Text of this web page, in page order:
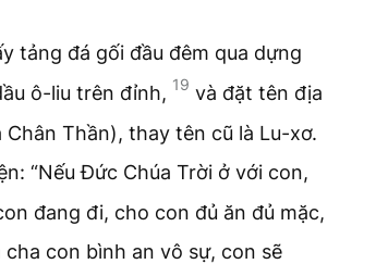
tảng đá gối đầu đêm qua dựng
ô-liu trên đỉnh, 19 và đặt tên địa
Thần), thay tên cũ là Lu-xơ.
“Nếu Đức Chúa Trời ở với con,
đang đi, cho con đủ ăn đủ mặc,
con bình an vô sự, con sẽ